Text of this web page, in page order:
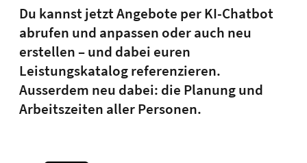
Du kannst jetzt Angebote per KI-Chatbot
abrufen und anpassen oder auch neu
erstellen – und dabei euren
Leistungskatalog referenzieren.
Ausserdem neu dabei: die Planung und
Arbeitszeiten aller Personen.